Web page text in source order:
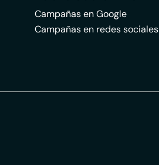
Campañas en Google
Campañas en redes sociales